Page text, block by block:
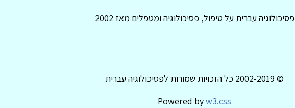
פסיכולוגיה עברית על טיפול, פסיכולוגיה ומטפלים מאז 2002
© 2002-2019 כל הזכויות שמורות לפסיכולוגיה עברית
Powered byw3.css